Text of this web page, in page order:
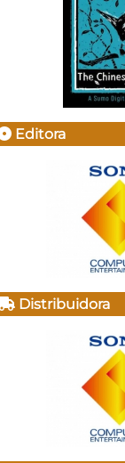
Editora
Distribuidora